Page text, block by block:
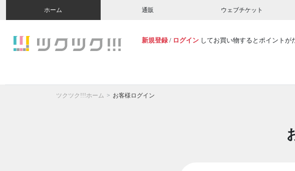
ホーム 通販 ウェブチケット
新規登録 / ログイン してお買い物するとポイントが
ツクツク!!!ホーム お客様ログイン